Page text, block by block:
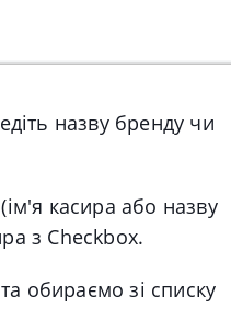
назву бренду чи
касира або назву
з Checkbox.
та обираємо зі списку